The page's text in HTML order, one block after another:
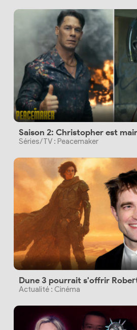
Saison 2: Christopher est
Séries/TV : Peacemaker
Dune 3 pourrait s'offrir
Actualité : Cinéma